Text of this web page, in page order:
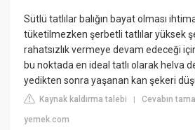
Sütlü tatlılar balığın bayat olması
tüketilmezken şerbetli tatlılar yüksek
rahatsızlık vermeye devam edeceği
bu noktada en ideal tatlı olarak helva
yedikten sonra yaşanan kan şekeri
Kaynak kaldırma talebi |Cevabın
yemek.com